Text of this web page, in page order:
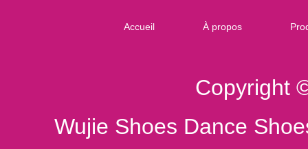
Accueil À propos
Copyright
Wujie Shoes Dance